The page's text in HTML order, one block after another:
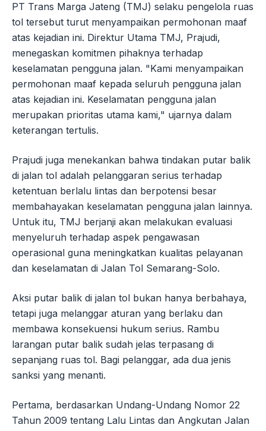
PT Trans Marga Jateng (TMJ) selaku pengelola ruas
tol tersebut turut menyampaikan permohonan maaf
atas kejadian ini. Direktur Utama TMJ, Prajudi,
menegaskan komitmen pihaknya terhadap
keselamatan pengguna jalan. "Kami menyampaikan
permohonan maaf kepada seluruh pengguna jalan
atas kejadian ini. Keselamatan pengguna jalan
merupakan prioritas utama kami," ujarnya dalam
keterangan tertulis.
Prajudi juga menekankan bahwa tindakan putar balik
di jalan tol adalah pelanggaran serius terhadap
ketentuan berlalu lintas dan berpotensi besar
membahayakan keselamatan pengguna jalan lainnya.
Untuk itu, TMJ berjanji akan melakukan evaluasi
menyeluruh terhadap aspek pengawasan
operasional guna meningkatkan kualitas pelayanan
dan keselamatan di Jalan Tol Semarang-Solo.
Aksi putar balik di jalan tol bukan hanya berbahaya,
tetapi juga melanggar aturan yang berlaku dan
membawa konsekuensi hukum serius. Rambu
larangan putar balik sudah jelas terpasang di
sepanjang ruas tol. Bagi pelanggar, ada dua jenis
sanksi yang menanti.
Pertama, berdasarkan Undang-Undang Nomor 22
Tahun 2009 tentang Lalu Lintas dan Angkutan Jalan